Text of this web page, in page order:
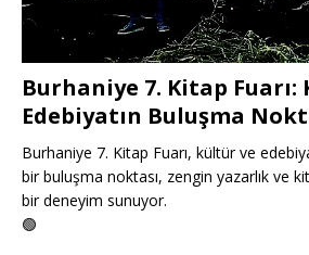
Burhaniye 7. Kitap Fuarı:
Edebiyatın Buluşma
Burhaniye 7. Kitap Fuarı, kültür ve
bir buluşma noktası, zengin yazarlık ve
bir deneyim sunuyor.
🟢